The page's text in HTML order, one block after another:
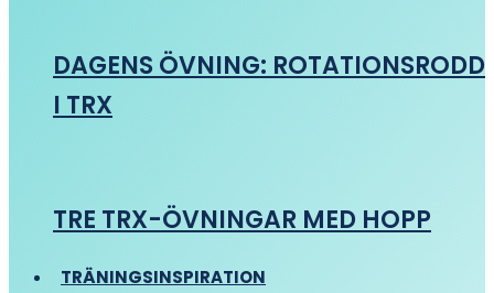
DAGENS ÖVNING: ROTATIONSRODD
I TRX
TRE TRX-ÖVNINGAR MED HOPP
TRÄNINGSINSPIRATION